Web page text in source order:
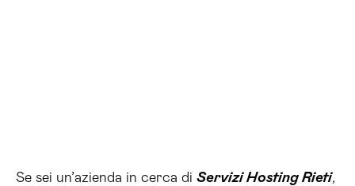
Se sei un’azienda in cerca di Servizi Hosting Rieti,